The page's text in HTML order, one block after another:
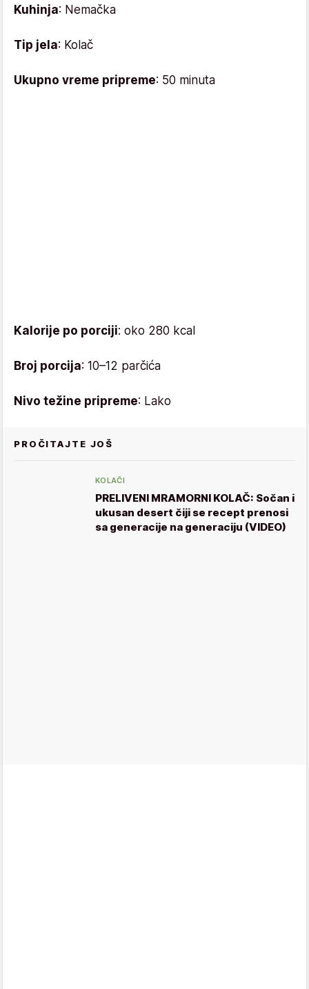
Kuhinja: Nemačka
Tip jela: Kolač
Ukupno vreme pripreme: 50 minuta
Kalorije po porciji: oko 280 kcal
Broj porcija: 10–12 parčića
Nivo težine pripreme: Lako
PROČITAJTE JOŠ
KOLAČI
PRELIVENI MRAMORNI KOLAČ: Sočan i
ukusan desert čiji se recept prenosi
sa generacije na generaciju (VIDEO)